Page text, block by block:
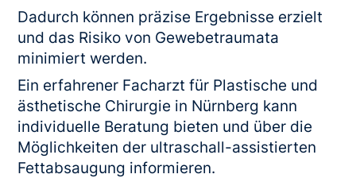
Dadurch können präzise Ergebnisse erzielt
und das Risiko von Gewebetraumata
minimiert werden.
Ein erfahrener Facharzt für Plastische und
ästhetische Chirurgie in Nürnberg kann
individuelle Beratung bieten und über die
Möglichkeiten der ultraschall-assistierten
Fettabsaugung informieren.